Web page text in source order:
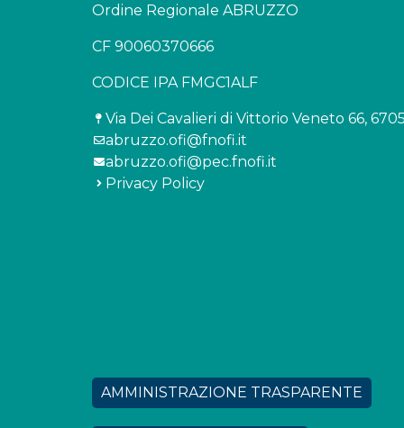
Ordine Regionale ABRUZZO
CF 90060370666
CODICE IPA FMGC1ALF
Via Dei Cavalieri di Vittorio Veneto 66,
abruzzo.ofi@fnofi.it
abruzzo.ofi@pec.fnofi.it
Privacy Policy
AMMINISTRAZIONE TRASPARENTE